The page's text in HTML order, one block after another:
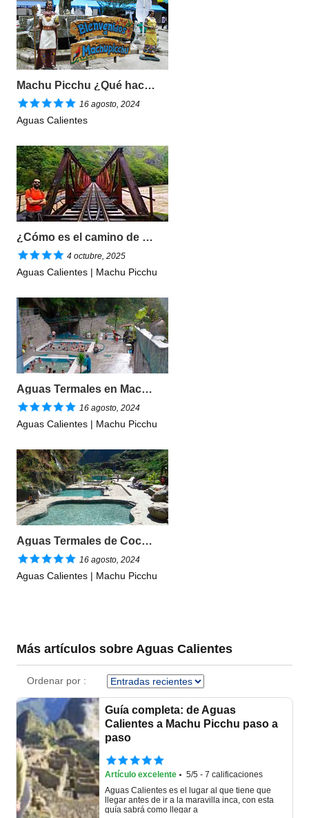
Machu Picchu ¿Qué hacer en Aguas Calientes?
16 agosto, 2024
Aguas Calientes
¿Cómo es el camino de hidroeléctrica hasta Machu Picchu?
4 octubre, 2025
Aguas Calientes | Machu Picchu
Aguas Termales en Machu Picchu Pueblo
16 agosto, 2024
Aguas Calientes | Machu Picchu
Aguas Termales de Cocalmayo
16 agosto, 2024
Aguas Calientes | Machu Picchu
Más artículos sobre Aguas Calientes
Ordenar por :
Guía completa: de Aguas
Calientes a Machu Picchu paso a
paso
Artículo excelente ·5/5 - 7 calificaciones
Aguas Calientes es el lugar al que tiene que
llegar antes de ir a la maravilla inca, con esta
guía sabrá como llegar a